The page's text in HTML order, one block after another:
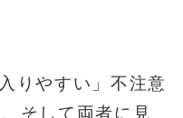
りやすい」不注意
そして両者に見